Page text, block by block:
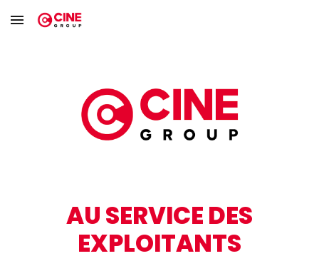
Skip to main content
AU SERVICE DES
EXPLOITANTS